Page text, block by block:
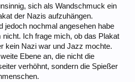
sich als Wandschmuck ein
der Nazis aufzuhängen.
jedoch nochmal angesehen habe
Ich frage mich, ob das Plakat
kein Nazi war und Jazz mochte.
Ebene an, die nicht die
verhöhnt, sondern die Spießer